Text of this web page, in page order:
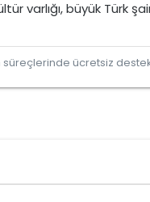
varlığı, büyük Türk
ücretsiz